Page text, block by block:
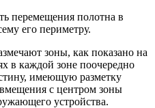
перемещения полотна в
его периметру.
зоны, как показано на
в каждой зоне поочередно
имеющую разметку
с центром зоны
устройства.